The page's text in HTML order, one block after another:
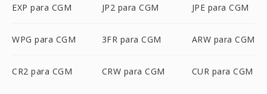
EXP para CGM JP2 para CGM JPE para CGM
WPG para CGM 3FR para CGM ARW para CGM
CR2 para CGM CRW para CGM CUR para CGM